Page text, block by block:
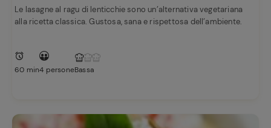
Le lasagne al ragu di lenticchie sono un’alternativa vegetariana
alla ricetta classica. Gustosa, sana e rispettosa dell’ambiente.
60 min4 personeBassa